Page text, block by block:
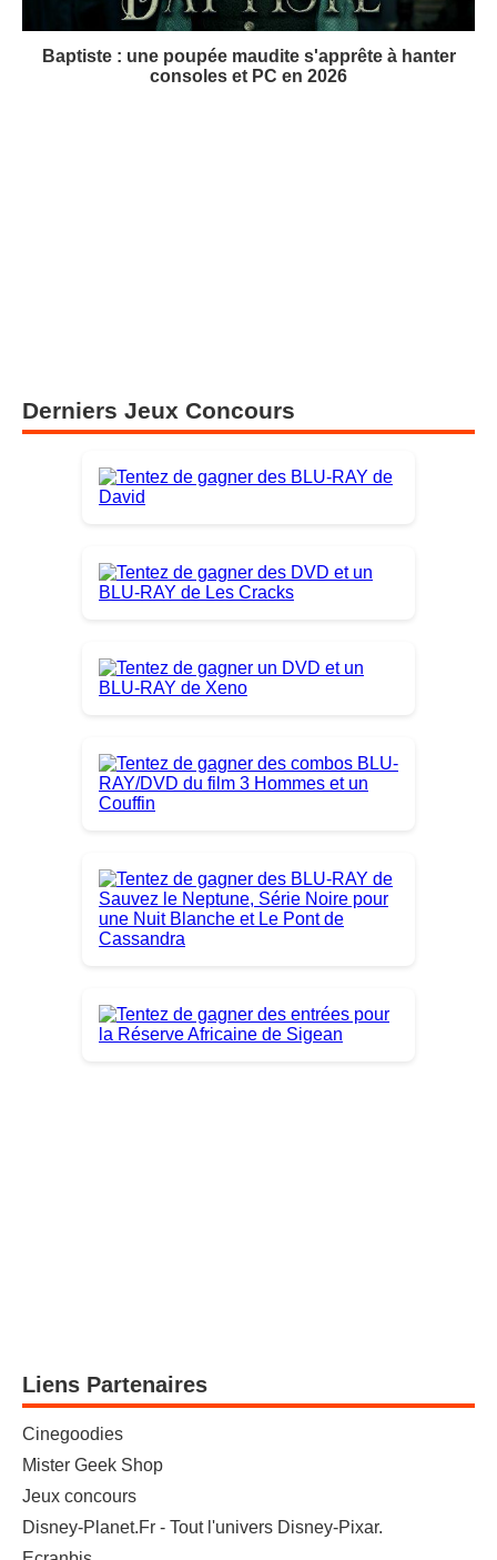
Baptiste : une poupée maudite s'apprête à hanter
consoles et PC en 2026
Derniers Jeux Concours
Liens Partenaires
Cinegoodies
Mister Geek Shop
Jeux concours
Disney-Planet.Fr - Tout l'univers Disney-Pixar.